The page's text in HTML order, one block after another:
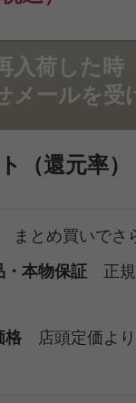
入荷した時
メールを受
（還元率）
まとめ買いでさ
本物保証 正規
格 店頭定価よ